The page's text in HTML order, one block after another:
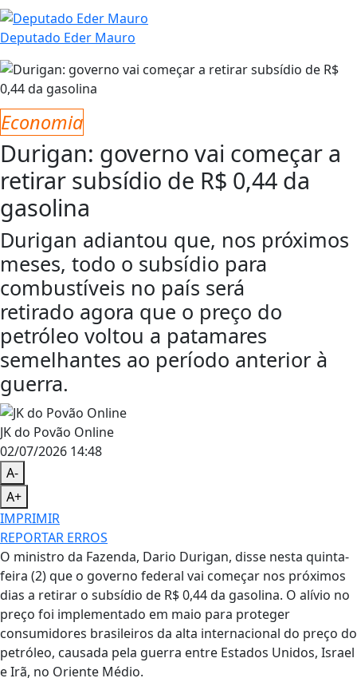
Deputado Eder Mauro
Economia
Durigan: governo vai começar a
retirar subsídio de R$ 0,44 da
gasolina
Durigan adiantou que, nos próximos
meses, todo o subsídio para
combustíveis no país será
retirado agora que o preço do
petróleo voltou a patamares
semelhantes ao período anterior à
guerra.
JK do Povão Online
02/07/2026 14:48
A-
A+
IMPRIMIR
REPORTAR ERROS
O ministro da Fazenda, Dario Durigan, disse nesta quinta-
feira (2) que o governo federal vai começar nos próximos
dias a retirar o subsídio de R$ 0,44 da gasolina. O alívio no
preço foi implementado em maio para proteger
consumidores brasileiros da alta internacional do preço do
petróleo, causada pela guerra entre Estados Unidos, Israel
e Irã, no Oriente Médio.